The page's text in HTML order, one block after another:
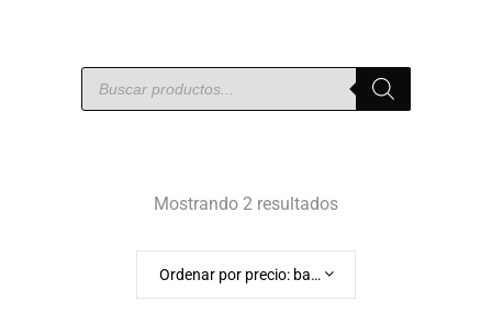
Mostrando 2 resultados
Ordenar por precio: bajo a alto